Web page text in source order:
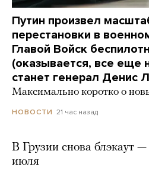
Путин произвел
перестановки в
Главой Войск
(оказывается, все еще
станет генерал Денис
Максимально коротко о
НОВОСТИ 21 час назад
В Грузии снова блэкаут
июля